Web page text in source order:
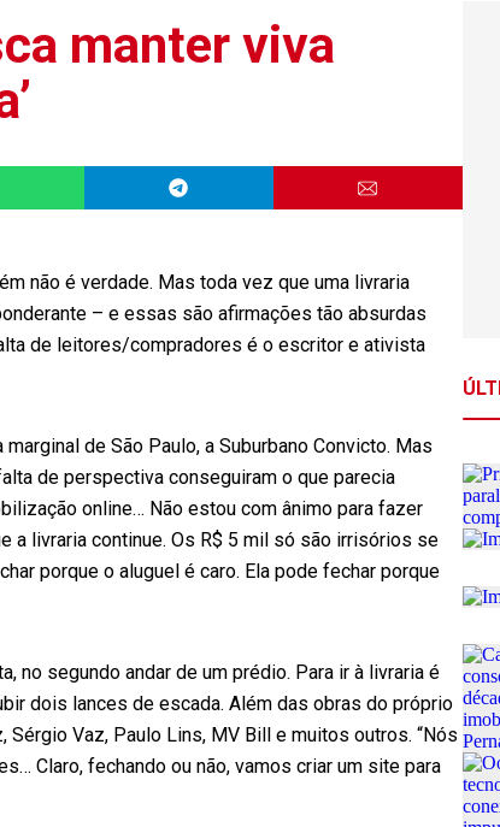
manter viva
não é verdade. Mas toda vez que uma livraria
– e essas são afirmações tão absurdas
de leitores/compradores é o escritor e ativista
de São Paulo, a Suburbano Convicto. Mas
de perspectiva conseguiram o que parecia
online… Não estou com ânimo para fazer
a livraria continue. Os R$ 5 mil só são irrisórios se
porque o aluguel é caro. Ela pode fechar porque
no segundo andar de um prédio. Para ir à livraria é
dois lances de escada. Além das obras do próprio
Vaz, Paulo Lins, MV Bill e muitos outros. “Nós
Claro, fechando ou não, vamos criar um site para